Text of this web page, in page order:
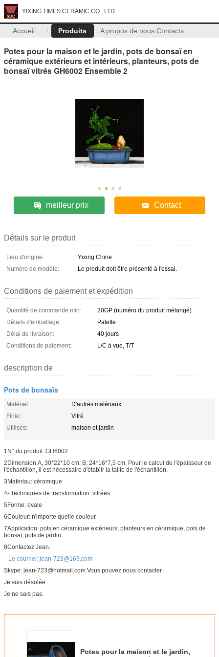
YIXING TIMES CERAMIC CO., LTD.
Accueil Produits A propos de nous Contacts
Potes pour la maison et le jardin, pots de bonsaï en
céramique extérieurs et intérieurs, planteurs, pots de
bonsaï vitrés GH6002 Ensemble 2
meilleur prix Contact
Détails sur le produit
Lieu d'origine:
Yixing Chine
Numéro de modèle:
Le produit doit être présenté à l'essai.
Conditions de paiement et expédition
Quantité de commande min:
20GP (numéro du produit mélangé)
Détails d'emballage:
Palette
Délai de livraison:
40 jours
Conditions de paiement:
L/C à vue, T/T
description de
Pots de bonsaïs
Matériel:
D'autres matériaux
Finie:
Vitré
Utilisés:
maison et jardin
1N° du produit: GH6002
2Dimension:A, 30*22*10 cm; B, 24*16*7,5 cm. Pour le calcul de l'épaisseur de
l'échantillon, il est nécessaire d'établir la taille de l'échantillon.
3Matériau: céramique
4- Techniques de transformation: vitrées
5Forme: ovale
6Couleur: n'importe quelle couleur
7Application: pots en céramique extérieurs, planteurs en céramique, pots de
bonsaï, pots de jardin
8Contactez Jean.
Le courriel: jean-723@163.com
Skype: jean-723@hotmail.com Vous pouvez nous contacter
Je suis désolée.
Je ne sais pas.
Potes pour la maison et le jardin,